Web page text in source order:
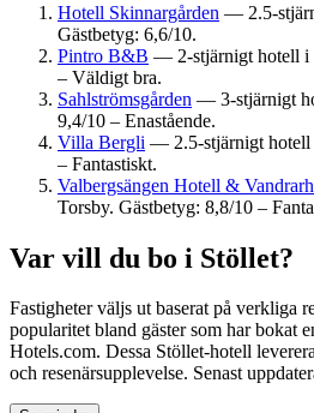
Hotell Skinnargården — 2.5-
Gästbetyg: 6,6/10.
Pintro B&B — 2-stjärnigt hotell i
– Väldigt bra.
Sahlströmsgården — 3-stjärnigt
9,4/10 – Enastående.
Villa Bergli — 2.5-stjärnigt hotell
– Fantastiskt.
Valbergsängen Hotell &
Torsby. Gästbetyg: 8,8/10 –
Var vill du bo i Stöllet?
Fastigheter väljs ut baserat på verkliga
popularitet bland gäster som har bokat
Hotels.com. Dessa Stöllet-hotell
och resenärsupplevelse. Senast